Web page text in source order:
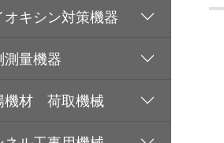
オキシン対策機器
測量機器
機材 荷取機械